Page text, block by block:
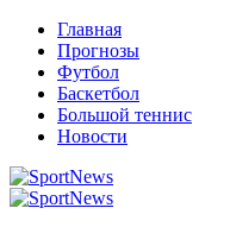
Перейти
содержимому
Главная
Прогнозы
Футбол
Баскетбол
Большой теннис
Новости
Primary